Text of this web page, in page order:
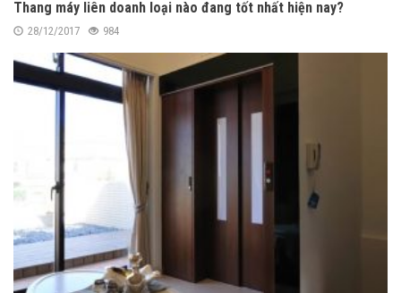
Thang máy liên doanh loại nào đang tốt nhất hiện nay?
28/12/2017 984